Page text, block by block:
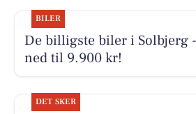
BILER
De billigste biler i Solbjerg
ned til 9.900 kr!
DET SKER